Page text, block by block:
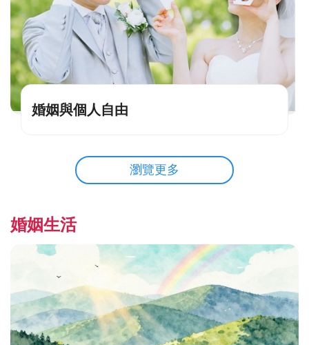
婚姻與個人自由
瀏覽更多
婚姻生活